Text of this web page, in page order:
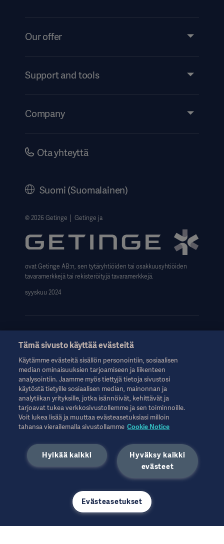
Our offer
Services
Support and tools
Events
Company
Careers
Website Privacy Policy
Website use disclaimer
Data Subject Request Form
Ota yhteyttä
Suomi (Suomalainen)
© 2026 Getinge │ Getinge ja
ovat Getinge AB:n, sen tytäryhtiöiden tai osakkuusyhtiöiden
tavaramerkkejä tai rekisteröityjä tavaramerkkejä.
syyskuu 2024
Nämä tiedot on tarkoitettu vain terveydenhuollon ammattilaisille
tai muille alan ammattilaisille, ja ne on tarkoitettu vain tiedoksi.
Ne eivät ole kattavia, eikä niitä siksi tule pitää käyttöohjeen,
huolto-oppaan tai lääketieteellisen neuvonnan korvikkeena.
Getinge ei ole vastuussa mistään sellaisista toimista tai
laiminlyönneistä, jotka perustuvat tähän aineistoon, ja siihen
luottaminen tapahtuu yksinomaan käyttäjän omalla vastuulla.
Mainittu hoito, ratkaisu tai tuote ei välttämättä ole saatavilla
kopioida tai käyttää kokonaan tai osittain ilman Getingen
kirjallista lupaa.
Nämä tiedot on tarkoitettu kansainväliselle yleisölle
omia eivätkä välttämättä heijasta tai edusta Getingen
Tämä sivusto käyttää evästeitä
Käytämme evästeitä sisällön personointiin, sosiaalisen
median ominaisuuksien tarjoamiseen ja liikenteen
analysointiin. Jaamme myös tiettyjä tietoja sivustosi
käytöstä tietyille sosiaalisen median, mainonnan ja
analytiikan yrityksille, jotka isännöivät, kehittävät ja
tarjoavat tukea verkkosivustollemme ja sen toiminnoille.
Voit lukea lisää ja muuttaa evästeasetuksiasi milloin
tahansa vierailemalla sivustollamme Cookie Notice
Hyväksy kaikki
evästeet
Hylkää kaikki
Evästeasetukset